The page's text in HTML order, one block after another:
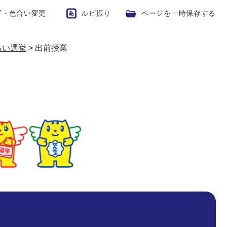
色合い変更 ルビ振り ページを一時保存する
い選挙 > 出前授業